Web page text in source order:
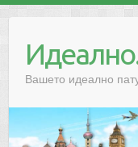
content
Вашето идеално